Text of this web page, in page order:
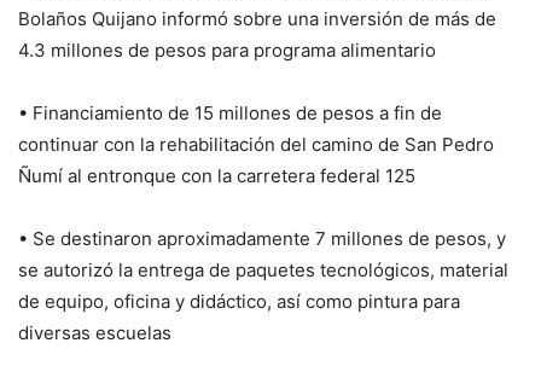
Bolaños Quijano informó sobre una inversión de más de
4.3 millones de pesos para programa alimentario
• Financiamiento de 15 millones de pesos a fin de
continuar con la rehabilitación del camino de San Pedro
Ñumí al entronque con la carretera federal 125
• Se destinaron aproximadamente 7 millones de pesos, y
se autorizó la entrega de paquetes tecnológicos, material
de equipo, oficina y didáctico, así como pintura para
diversas escuelas